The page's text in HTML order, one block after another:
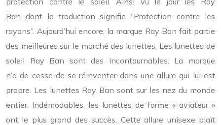
Ban dont la traduction signifie “Protection contre les
rayons”. Aujourd’hui encore, la marque Ray Ban fait partie
des meilleures sur le marché des lunettes. Les lunettes de
soleil Ray Ban sont des incontournables. La marque
n’a de cesse de se réinventer dans une allure qui lui est
propre. Les lunettes Ray Ban sont sur les nez du monde
entier. Indémodables, les lunettes de forme « aviateur »
ont le plus grand des succès. Cette allure unisexe plaît